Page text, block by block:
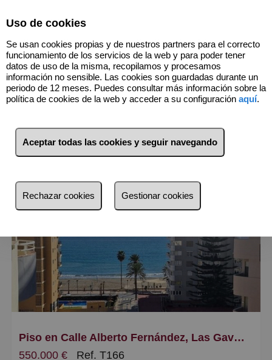
10 Inmuebles Fuengirola (Málaga)
más reciente
Menos reciente
Caros
Pequeños
Grandes
Piso en Calle Alberto Fernández, Las Gaviotas
550.000 €
Ref. T166
Uso de cookies
Se usan cookies propias y de nuestros partners para el correcto
funcionamiento de los servicios de la web y para poder tener
datos de uso de la misma, recopilamos y procesamos
información no sensible. Las cookies son guardadas durante un
periodo de 12 meses. Puedes consultar más información sobre la
política de cookies de la web y acceder a su configuración aquí.
Aceptar todas las cookies y seguir navegando
Rechazar cookies Gestionar cookies